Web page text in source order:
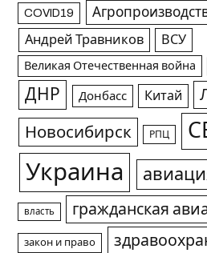
COVID19
Андрей Травников ВСУ
Великая Отечественная война
ДНР Донбасс Китай
Новосибирск РПЦ
Украина
власть гражданская
закон и право